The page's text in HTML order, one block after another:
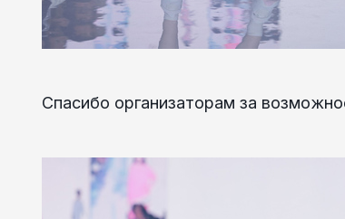
Спасибо организаторам за